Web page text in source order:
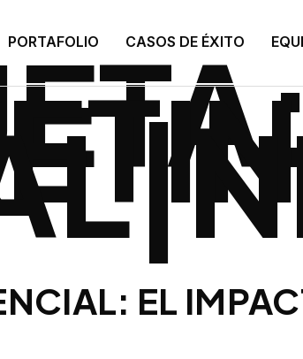
PORTAFOLIO CASOS DE ÉXITO
EL